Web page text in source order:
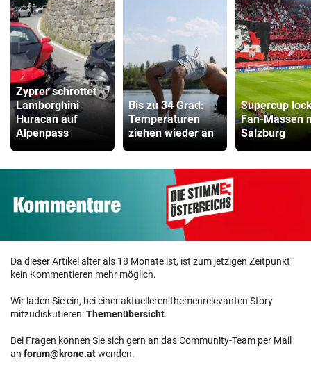
Zyprer schrottet
Lamborghini
Huracan auf
Alpenpass
Bis zu 34 Grad:
Temperaturen
ziehen wieder an
Supercup
Fan-Massen
Salzburg
Da dieser Artikel älter als 18 Monate ist, ist zum jetzigen Zeitpunkt
kein Kommentieren mehr möglich.
Wir laden Sie ein, bei einer aktuelleren themenrelevanten Story
mitzudiskutieren:Themenübersicht.
Bei Fragen können Sie sich gern an das Community-Team per Mail
an forum@krone.atwenden.